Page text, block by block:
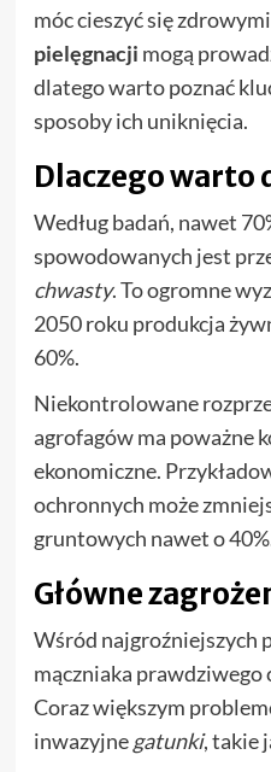
móc cieszyć się
pielęgnacji mogą
dlatego warto poznać
sposoby ich uniknięcia.
Dlaczego warto
Według badań, nawet
spowodowanych jest
chwasty. To ogromne
2050 roku produkcja
60%.
Niekontrolowane
agrofagów ma poważne
ekonomiczne.
ochronnych może
gruntowych nawet o
Główne
Wśród najgroźniejszych
mączniaka prawdziwego
Coraz większym
inwazyjnegatunki, takie